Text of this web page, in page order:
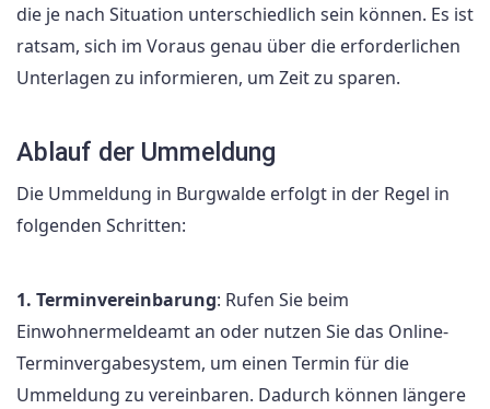
die je nach Situation unterschiedlich sein können. Es ist
ratsam, sich im Voraus genau über die erforderlichen
Unterlagen zu informieren, um Zeit zu sparen.
Ablauf der Ummeldung
Die Ummeldung in Burgwalde erfolgt in der Regel in
folgenden Schritten:
1. Terminvereinbarung: Rufen Sie beim
Einwohnermeldeamt an oder nutzen Sie das Online-
Terminvergabesystem, um einen Termin für die
Ummeldung zu vereinbaren. Dadurch können längere